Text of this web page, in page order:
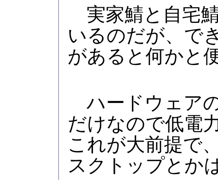
実家鯖と自宅
いるのだが、で
があると何かと
ハードウェア
だけなので低電
これが大前提で
スクトップとか